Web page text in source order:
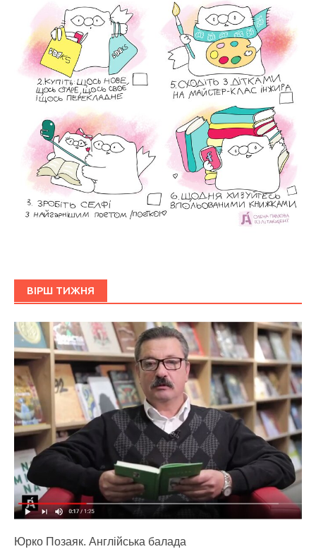
ВІРШ ТИЖНЯ
Юрко Позаяк. Англійська балада